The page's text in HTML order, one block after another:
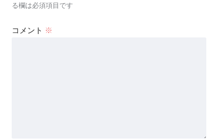
る欄は必須項目です
コメント ※